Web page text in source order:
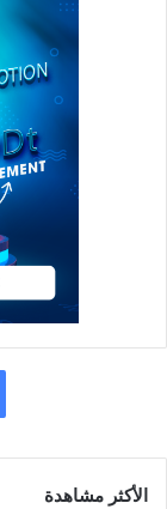
الأكثر مشاهدة